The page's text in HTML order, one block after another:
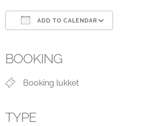
ADD TO CALENDAR
BOOKING
Booking lukket
TYPE